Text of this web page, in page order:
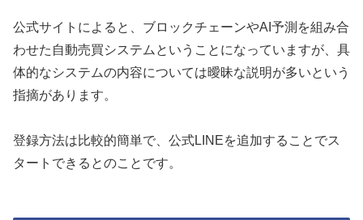
公式サイトによると、ブロックチェーンやAI予測を組み合
わせた自動売買システムということになっていますが、具
体的なシステムの内容については曖昧な説明が多いという
指摘があります。
登録方法は比較的簡単で、公式LINEを追加することでス
タートできるとのことです。